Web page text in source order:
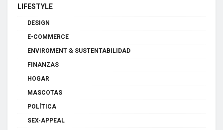
LIFESTYLE
DESIGN
E-COMMERCE
ENVIROMENT & SUSTENTABILIDAD
FINANZAS
HOGAR
MASCOTAS
POLÍTICA
SEX-APPEAL